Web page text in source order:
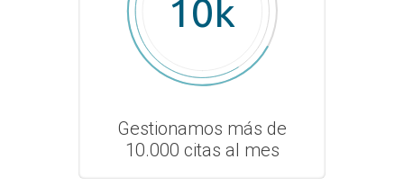
10k
Gestionamos más de
10.000 citas al mes